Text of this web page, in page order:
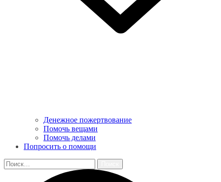
Денежное пожертвование
Помочь вещами
Помочь делами
Попросить о помощи
Найти: